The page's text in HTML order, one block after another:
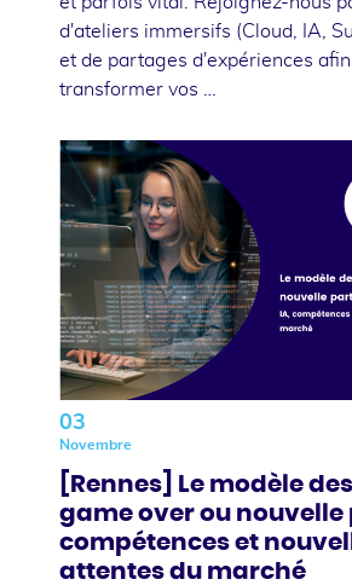
d'ateliers immersifs (Cloud, IA,
et de partages d'expériences
transformer vos …
03
Novembre
[Rennes] Le modèle des
game over ou nouvelle
compétences et
attentes du marché